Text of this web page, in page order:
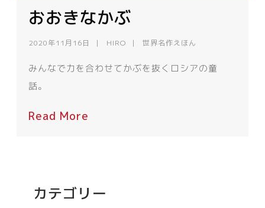
おおきなかぶ
2020年11月16日 HIRO 世界名作えほん
みんなで力を合わせてかぶを抜くロシアの童
話。
Read More
カテゴリー